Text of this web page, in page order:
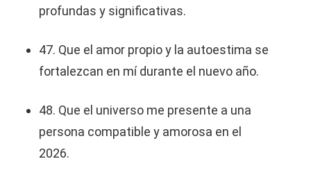
profundas y significativas.
47. Que el amor propio y la autoestima se
fortalezcan en mí durante el nuevo año.
48. Que el universo me presente a una
persona compatible y amorosa en el
2026.